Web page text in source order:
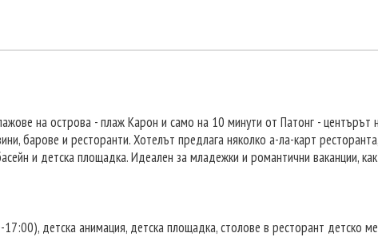
на острова - плаж Карон и само на 10 минути от Патонг - центърът
барове и ресторанти. Хотелът предлага няколко а-ла-карт
и детска площадка. Идеален за младежки и романтични ваканции,
детска анимация, детска площадка, столове в ресторант детско